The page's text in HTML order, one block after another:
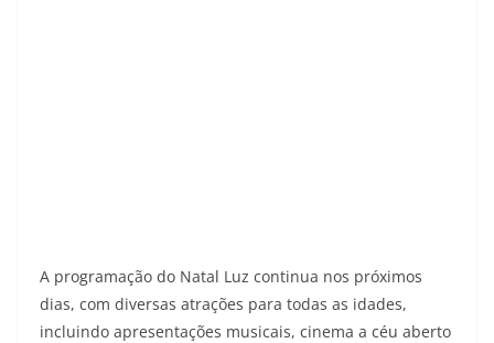
A programação do Natal Luz continua nos próximos
dias, com diversas atrações para todas as idades,
incluindo apresentações musicais, cinema a céu aberto